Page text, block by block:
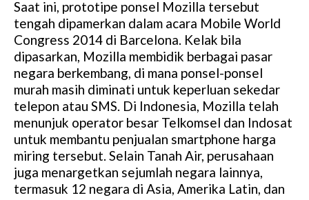
Saat ini, prototipe ponsel Mozilla tersebut
tengah dipamerkan dalam acara Mobile World
Congress 2014 di Barcelona. Kelak bila
dipasarkan, Mozilla membidik berbagai pasar
negara berkembang, di mana ponsel-ponsel
murah masih diminati untuk keperluan sekedar
telepon atau SMS. Di Indonesia, Mozilla telah
menunjuk operator besar Telkomsel dan Indosat
untuk membantu penjualan smartphone harga
miring tersebut. Selain Tanah Air, perusahaan
juga menargetkan sejumlah negara lainnya,
termasuk 12 negara di Asia, Amerika Latin, dan